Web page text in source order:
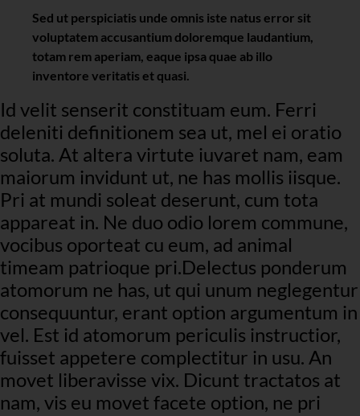
Sed ut perspiciatis unde omnis iste natus error sit
voluptatem accusantium doloremque laudantium,
totam rem aperiam, eaque ipsa quae ab illo
inventore veritatis et quasi.
Id velit senserit constituam eum. Ferri
deleniti definitionem sea ut, mel ei oratio
soluta. At altera virtute iuvaret nam, eam
maiorum invidunt ut, ne has mollis iisque.
Pri at mundi soleat deserunt, cum tota
appareat in. Ne duo odio lorem commune,
vocibus oporteat cu eum, ad animal
timeam patrioque pri.Delectus ponderum
atomorum ne has, ut qui unum neglegentur
consequuntur, erant option argumentum in
vel. Est id atomorum periculis instructior,
fuisset appetere complectitur in usu. An
movet liberavisse vix. Dicunt tractatos at
nam, vis eu movet facete option, ne pri